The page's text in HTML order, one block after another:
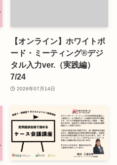
【オンライン】ホワイトボ
ード・ミーティング®デジ
タル入力ver.（実践編）
7/24
2026年07月14日